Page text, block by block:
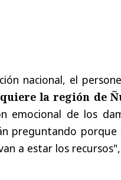
nacional, el
la región de
emocional de los
preguntando porque
a estar los